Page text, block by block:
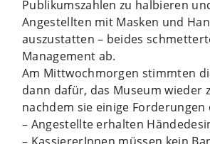
Publikumszahlen zu halbieren
Angestellten mit Masken und
auszustatten – beides
Management ab.
Am Mittwochmorgen stimmten
dann dafür, das Museum wieder
nachdem sie einige
– Angestellte erhalten